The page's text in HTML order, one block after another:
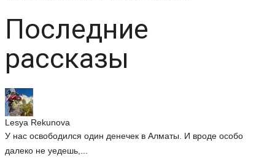
Последние
рассказы
Lesya Rekunova
У нас освободился один денечек в Алматы. И вроде особо
далеко не уедешь,...